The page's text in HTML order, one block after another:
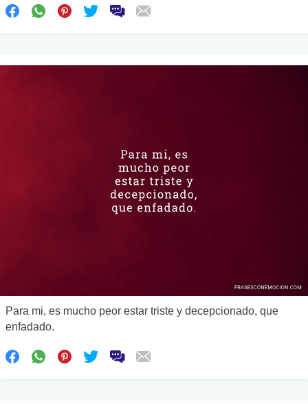
Para mi, es mucho peor estar triste y decepcionado, que
enfadado.